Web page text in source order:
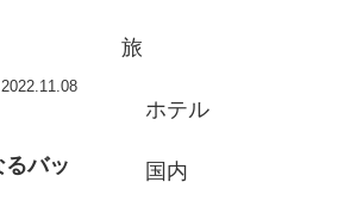
2022.11.08
バッ
旅
ホテル
国内